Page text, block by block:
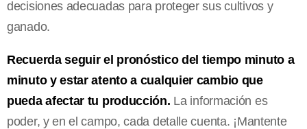
decisiones adecuadas para proteger sus cultivos y
ganado.
Recuerda seguir el pronóstico del tiempo minuto a
minuto y estar atento a cualquier cambio que
pueda afectar tu producción. La información es
poder, y en el campo, cada detalle cuenta. ¡Mantente